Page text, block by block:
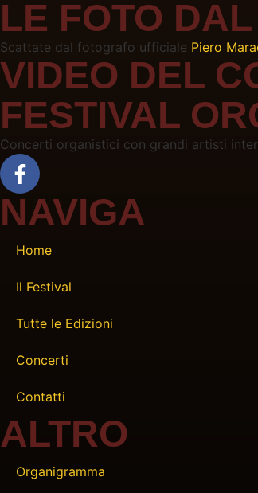
LE FOTO
Scattate dal fotografo ufficiale Piero
VIDEO DEL
FESTIVAL
Concerti organistici con grandi artisti
NAVIGA
Home
Il Festival
Tutte le Edizioni
Concerti
Contatti
ALTRO
Organigramma